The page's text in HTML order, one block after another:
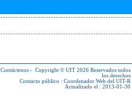
Contáctenos - Copyright © UIT 2026 Reservados todos
los derechos
Contacto público : Coordenador Web del UIT-R
Actualizado el : 2013-01-30